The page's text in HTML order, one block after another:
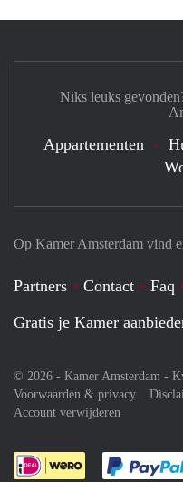
Op Kamer Amsterdam vind
Partners Contact Faq
Gratis je Kamer
© 2026 - Kamer Amsterdam -
Voorwaarden & privacy
Account verwijderen
Niks leuks
Appartementen